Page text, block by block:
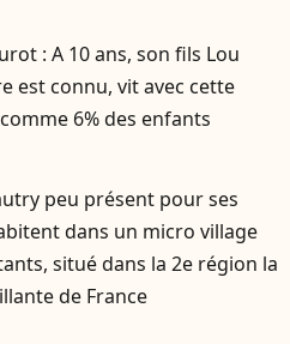
: A 10 ans, son fils Lou
est connu, vit avec cette
6% des enfants
peu présent pour ses
dans un micro village
situé dans la 2e région la
de France